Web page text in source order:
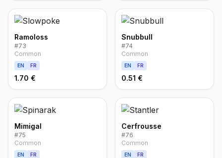
Ramoloss
#73
Common
EN FR
1.70 €
Snubbull
#74
Common
EN FR
0.51 €
Mimigal
#75
Common
EN FR
Cerfrousse
#76
Common
EN FR